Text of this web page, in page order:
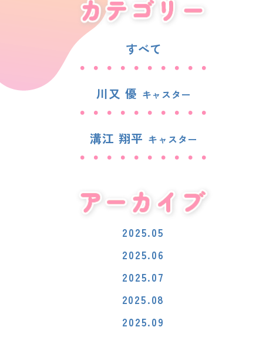
すべて
川又 優 キャスター
溝江 翔平 キャスター
2025.05
2025.06
2025.07
2025.08
2025.09